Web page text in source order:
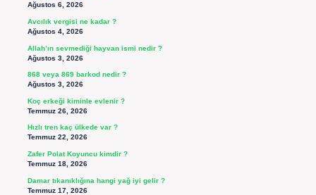
Ağustos 6, 2026
Avcılık vergisi ne kadar ?
Ağustos 4, 2026
Allah’ın sevmediği hayvan ismi nedir ?
Ağustos 3, 2026
868 veya 869 barkod nedir ?
Ağustos 3, 2026
Koç erkeği kiminle evlenir ?
Temmuz 26, 2026
Hızlı tren kaç ülkede var ?
Temmuz 22, 2026
Zafer Polat Koyuncu kimdir ?
Temmuz 18, 2026
Damar tıkanıklığına hangi yağ iyi gelir ?
Temmuz 17, 2026